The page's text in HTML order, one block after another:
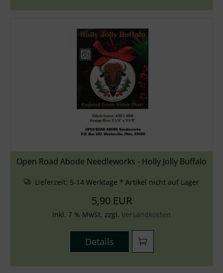
Open Road Abode Needleworks - Holly Jolly Buffalo
Lieferzeit: 5-14 Werktage * Artikel nicht auf Lager
5,90 EUR
inkl. 7 % MwSt. zzgl. Versandkosten
Details